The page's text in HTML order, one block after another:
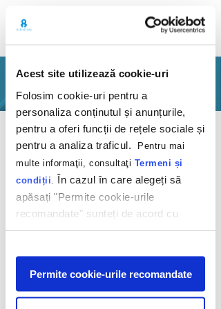
Acest site utilizează cookie-uri
Folosim cookie-uri pentru a
personaliza conținutul și anunțurile,
pentru a oferi funcții de rețele sociale și
pentru a analiza traficul.
Pentru mai
multe informaţii, consultaţi Termeni și
condiții În cazul în care alegeți să
apăsați "Permite cookie-urile
recomandate" sunteți de acord cu
utilizarea modulelor noastre cookie.
Afişare
Permite cookie-urile recomandate
PORTFOLIO
Back
Conversion ride
Etalon Voyage
2020
Ready to go on a trip? 'Cause, we have